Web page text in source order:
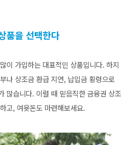
품을 선택한다
이 가입하는 대표적인 상품입니다. 하지
나 상조금 환급 지연, 납입금 횡령으로
많습니다. 이럴 때 믿음직한 금융권 상조
고, 여윳돈도 마련해보세요.